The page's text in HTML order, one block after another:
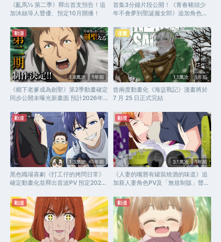
《亂馬½ 第二季》釋出首支預告！追
加沐絲等人聲優、預定10月開播！
首集3分鐘片段公開！《青春豬頭少
年不會夢到聖誕服女郎》追加角色聲
1.8萬次 1年前
動漫
《鄉下老爹成為劍聖》第2季動畫確定
同步公開未曝光新畫面 預計2026年
1.1萬次 1年前
漫畫
曾兩度動畫化《海盜戰記》漫畫將於
7 月 25 日正式完結
1.3萬次 1年前
動漫
黑色職場喜劇《打工仔的拷問日常》
確定動畫化並釋出首波PV 預定2026
3.1萬次 1年前
動漫
《人妻的嘴唇有罐裝燒酒的味道》追
加新人妻角色PV及「無規制版」聲優
動漫 動漫